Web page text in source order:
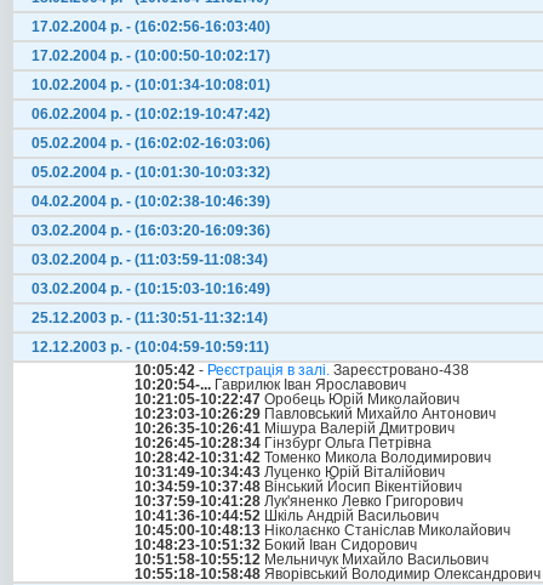
17.02.2004 р. - (16:02:56-16:03:40)
17.02.2004 р. - (10:00:50-10:02:17)
10.02.2004 р. - (10:01:34-10:08:01)
06.02.2004 р. - (10:02:19-10:47:42)
05.02.2004 р. - (16:02:02-16:03:06)
05.02.2004 р. - (10:01:30-10:03:32)
04.02.2004 р. - (10:02:38-10:46:39)
03.02.2004 р. - (16:03:20-16:09:36)
03.02.2004 р. - (11:03:59-11:08:34)
03.02.2004 р. - (10:15:03-10:16:49)
25.12.2003 р. - (11:30:51-11:32:14)
12.12.2003 р. - (10:04:59-10:59:11)
10:05:42 - Реєстрація в залі. Зареєстровано-438
10:20:54-... Гаврилюк Іван Ярославович
10:21:05-10:22:47 Оробець Юрій Миколайович
10:23:03-10:26:29 Павловський Михайло Антонович
10:26:35-10:26:41 Мішура Валерій Дмитрович
10:26:45-10:28:34 Гінзбург Ольга Петрівна
10:28:42-10:31:42 Томенко Микола Володимирович
10:31:49-10:34:43 Луценко Юрій Віталійович
10:34:59-10:37:48 Вінський Йосип Вікентійович
10:37:59-10:41:28 Лук'яненко Левко Григорович
10:41:36-10:44:52 Шкіль Андрій Васильович
10:45:00-10:48:13 Ніколаєнко Станіслав Миколайович
10:48:23-10:51:32 Бокий Іван Сидорович
10:51:58-10:55:12 Мельничук Михайло Васильович
10:55:18-10:58:48 Яворівський Володимир Олександрович